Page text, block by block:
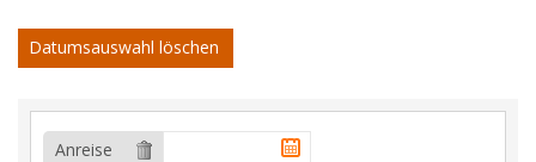
Datumsauswahl löschen
Anreise